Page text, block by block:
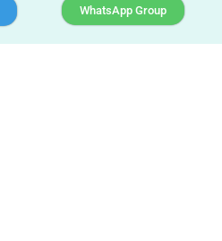
WhatsApp Group